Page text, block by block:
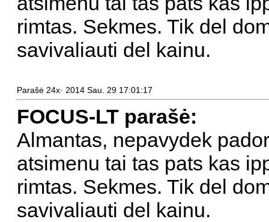
rimtas. Sekmes. Tik del
savivaliauti del kainu.
Parašė 24x· 2014 Sau. 29 17:01:17
FOCUS-LT parašė:
Almantas, nepavydek
atsimenu tai tas pats kas
rimtas. Sekmes. Tik del
savivaliauti del kainu.